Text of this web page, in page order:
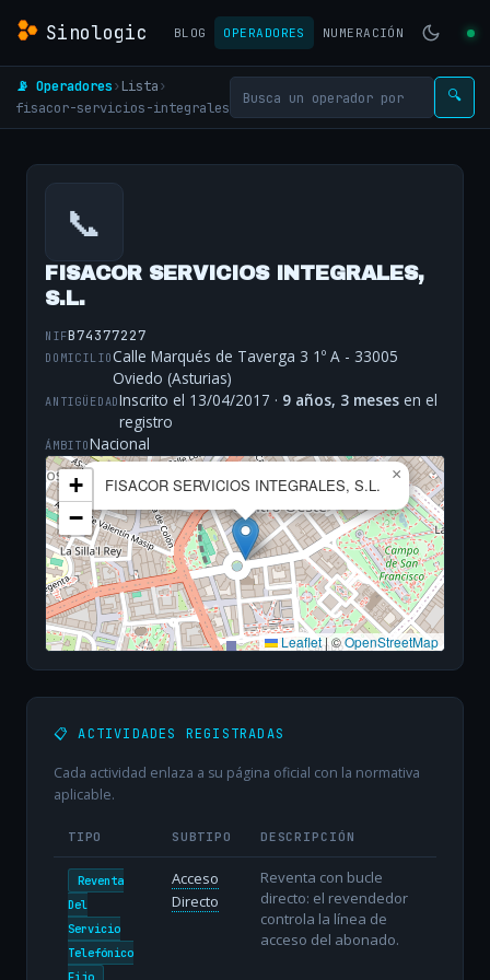
Sinologic BLOG OPERADORES NUMERACIÓN
📡 Operadores› Lista›
fisacor-servicios-integrales
🔍
📞
FISACOR SERVICIOS INTEGRALES,
S.L.
NIFB74377227
DOMICILIOCalle Marqués de Taverga 3 1º A - 33005
Oviedo (Asturias)
ANTIGÜEDADInscrito el 13/04/2017 · 9 años, 3 meses en el
registro
ÁMBITONacional
FISACOR SERVICIOS INTEGRALES, S.L.
×
+
−
Leaflet|©OpenStreetMap
📋 ACTIVIDADES REGISTRADAS
Cada actividad enlaza a su página oficial con la normativa
aplicable.
TIPO SUBTIPO DESCRIPCIÓN
Reventa
Del
Servicio
Telefónico
Fijo
Acceso
Directo
Reventa con bucle
directo: el revendedor
controla la línea de
acceso del abonado.